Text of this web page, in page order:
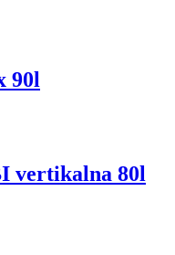
90l
vertikalna 80l